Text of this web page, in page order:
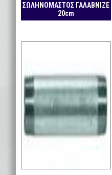
ΣΩΛΗΝΟΜΑΣΤΟΣ ΓΑΛΑΒΝΙΖΕ
20cm